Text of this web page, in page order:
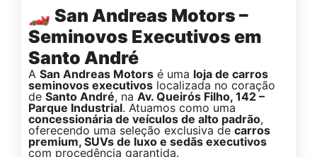
🏎️ San Andreas Motors –
Seminovos Executivos em
Santo André
A San Andreas Motors é uma loja de carros
seminovos executivos localizada no coração
de Santo André, na Av. Queirós Filho, 142 –
Parque Industrial. Atuamos como uma
concessionária de veículos de alto padrão,
oferecendo uma seleção exclusiva de carros
premium, SUVs de luxo e sedãs executivos
com procedência garantida.